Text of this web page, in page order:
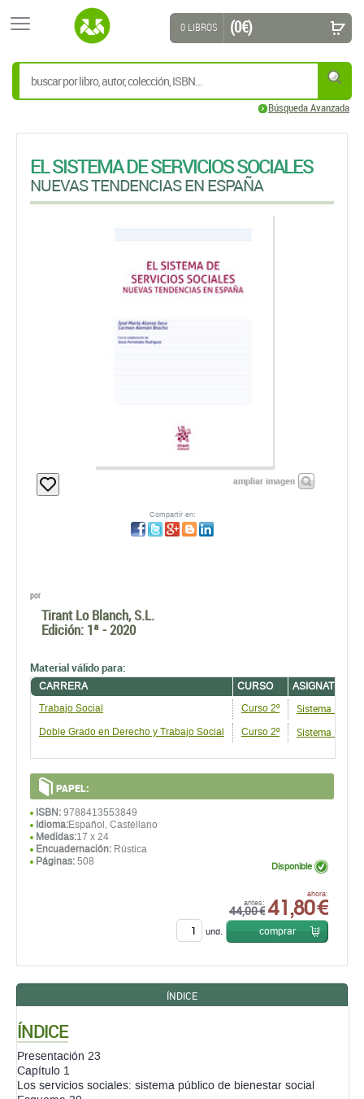
Búsqueda Avanzada
0 LIBROS (0 €)
EL SISTEMA DE SERVICIOS SOCIALES
NUEVAS TENDENCIAS EN ESPAÑA
ampliar imagen
Compartir en:
por
Tirant Lo Blanch, S.L.
Edición: 1ª - 2020
Material válido para:
CARRERA CURSO
ASIGNATURA
Trabajo Social
Curso 2º Sistema
Doble Grado en Derecho y Trabajo Social Curso 2º Sistema
PAPEL:
ISBN: 9788413553849
Idioma:Español, Castellano
Medidas:17 x 24
Encuadernación: Rústica
Páginas: 508
antes:
44,00 €
ahora:
41,80 €
Disponible
und. comprar
ÍNDICE
ÍNDICE
Presentación 23
Capítulo 1
Los servicios sociales: sistema público de bienestar social